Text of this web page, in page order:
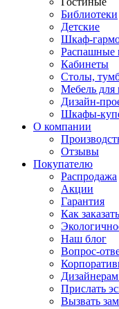
Библиотеки
Детские
Шкаф-
Кабинеты
Столы,
Мебель для
Дизайн-
Шкафы-
О компании
Отзывы
Покупателю
Распродажа
Акции
Гарантия
Как заказать
Наш блог
Вопрос-
Прислать
Вызвать